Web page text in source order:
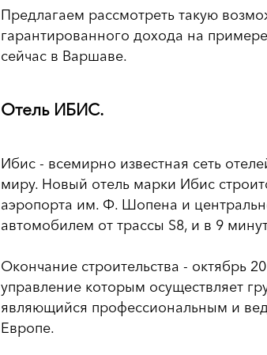
Предлагаем рассмотреть такую
гарантированного дохода на
сейчас в Варшаве.
Отель ИБИС.
Ибис - всемирно известная сеть
миру. Новый отель марки Ибис
аэропорта им. Ф. Шопена и
автомобилем от трассы S8, и в 9
Окончание строительства - октябрь
управление которым осуществляет
являющийся профессиональным и
Европе.